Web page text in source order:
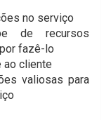
no serviço
de recursos
fazê-lo
ao cliente
valiosas para